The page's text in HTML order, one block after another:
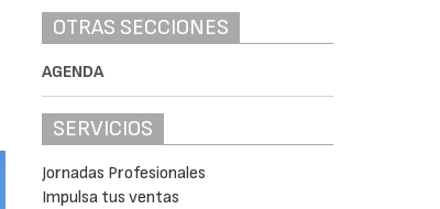
OTRAS SECCIONES
AGENDA
SERVICIOS
Jornadas Profesionales
Impulsa tus ventas